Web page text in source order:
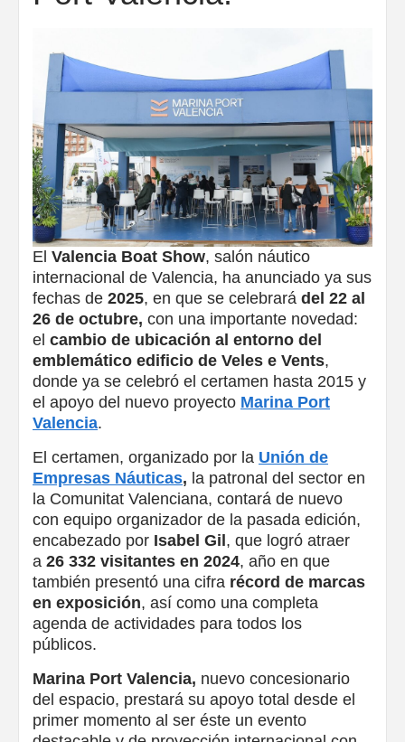
El Valencia Boat Show, salón náutico
internacional de Valencia, ha anunciado ya sus
fechas de 2025, en que se celebrará del 22 al
26 de octubre, con una importante novedad:
el cambio de ubicación al entorno del
emblemático edificio de Veles e Vents,
donde ya se celebró el certamen hasta 2015 y
el apoyo del nuevo proyecto Marina Port
Valencia.
El certamen, organizado por la Unión de
Empresas Náuticas, la patronal del sector en
la Comunitat Valenciana, contará de nuevo
con equipo organizador de la pasada edición,
encabezado por Isabel Gil, que logró atraer
a 26 332 visitantes en 2024, año en que
también presentó una cifra récord de marcas
en exposición, así como una completa
agenda de actividades para todos los
públicos.
Marina Port Valencia, nuevo concesionario
del espacio, prestará su apoyo total desde el
primer momento al ser éste un evento